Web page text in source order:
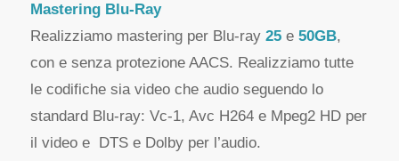
Mastering Blu-Ray
Realizziamo mastering per Blu-ray 25e 50GB,
con e senza protezione AACS. Realizziamo tutte
le codifiche sia video che audio seguendo lo
standard Blu-ray: Vc-1, Avc H264 e Mpeg2 HD per
il video e DTS e Dolby per l’audio.